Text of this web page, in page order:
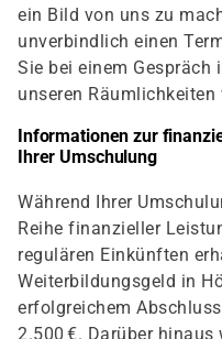
ein Bild von uns zu
unverbindlich einen
Sie bei einem Gespräch
unseren
Informationen zur
Ihrer Umschulung
Während Ihrer
Reihe finanzieller
regulären Einkünften
Weiterbildungsgeld in
erfolgreichem
2.500 €. Darüber hinaus